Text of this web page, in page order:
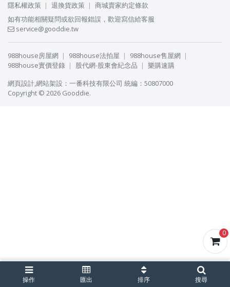
0
操作 匯出 排序 搜尋
隱私權政策 退換貨政策
商城賣家約定條款
如有功能相關疑問或欲回報錯誤，歡迎寫信給客服
service@gooddie.tw
988house房屋網 988house法拍屋
988house售屋網
988house實價登錄
股代網-股東會紀念品
樂購速購
網頁設計,網站架設 ： 一番科技有限公司 統編：50807000
Copyright © 2026 Gooddie.